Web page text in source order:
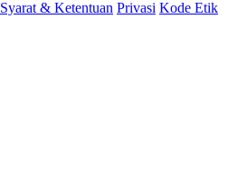
Syarat & Ketentuan Privasi Kode Etik